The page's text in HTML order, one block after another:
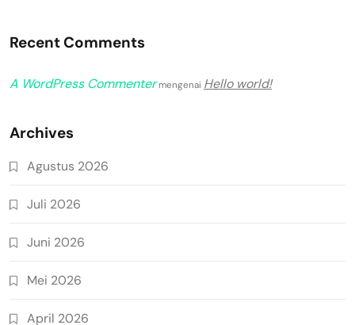
Recent Comments
A WordPress Commentermengenai Hello world!
Archives
Agustus 2026
Juli 2026
Juni 2026
Mei 2026
April 2026